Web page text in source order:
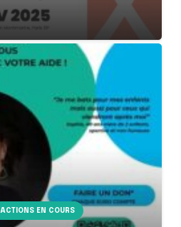
ACTIONS EN COURS